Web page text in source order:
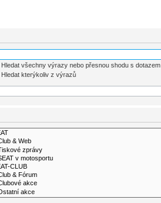
Hledat všechny výrazy nebo přesnou shodu s dotazem
Hledat kterýkoliv z výrazů